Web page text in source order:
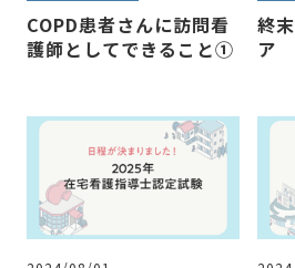
COPD患者さんに訪問看
護師としてできること①
終
ア